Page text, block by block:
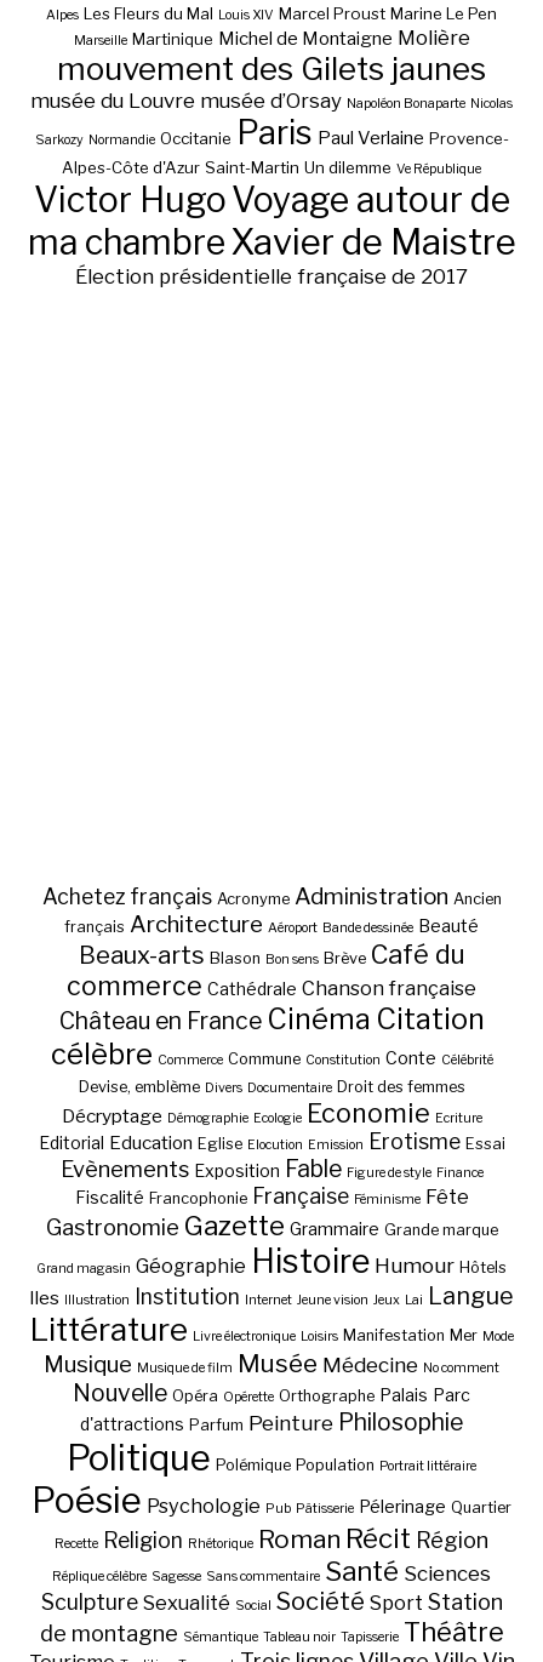
Alpes Les Fleurs du Mal Louis XIV Marcel Proust Marine Le Pen
Marseille Martinique Michel de Montaigne Molière
mouvement des Gilets jaunes
musée du Louvre musée d’Orsay Napoléon Bonaparte Nicolas
Sarkozy Normandie Occitanie Paris Paul Verlaine Provence-
Alpes-Côte d'Azur Saint-Martin Un dilemme Ve République
Victor HugoVoyage autour de
ma chambre Xavier de Maistre
Élection présidentielle française de 2017
Achetez français Acronyme Administration Ancien
français Architecture Aéroport Bande dessinée Beauté
Beaux-arts Blason Bon sens Brève Café du
commerce Cathédrale Chanson française
Château en France Cinéma Citation
célèbre Commerce Commune Constitution Conte Célébrité
Devise, emblème Divers Documentaire Droit des femmes
Décryptage Démographie Ecologie Economie Ecriture
Editorial Education Eglise Elocution Emission Erotisme Essai
Evènements Exposition Fable Figure de style Finance
Fiscalité Francophonie Française Féminisme Fête
Gastronomie Gazette Grammaire Grande marque
Grand magasin Géographie Histoire Humour Hôtels
Iles Illustration Institution Internet Jeune vision Jeux Lai Langue
Littérature Livre électronique Loisirs Manifestation Mer Mode
Musique Musique de film Musée Médecine No comment
Nouvelle Opéra Opérette Orthographe Palais Parc
d'attractions Parfum Peinture Philosophie
Politique Polémique Population Portrait littéraire
Poésie Psychologie Pub Pâtisserie Pélerinage Quartier
Recette Religion Rhétorique Roman Récit Région
Réplique célèbre Sagesse Sans commentaire Santé Sciences
Sculpture Sexualité Social Société Sport Station
de montagne Sémantique Tableau noir Tapisserie Théâtre